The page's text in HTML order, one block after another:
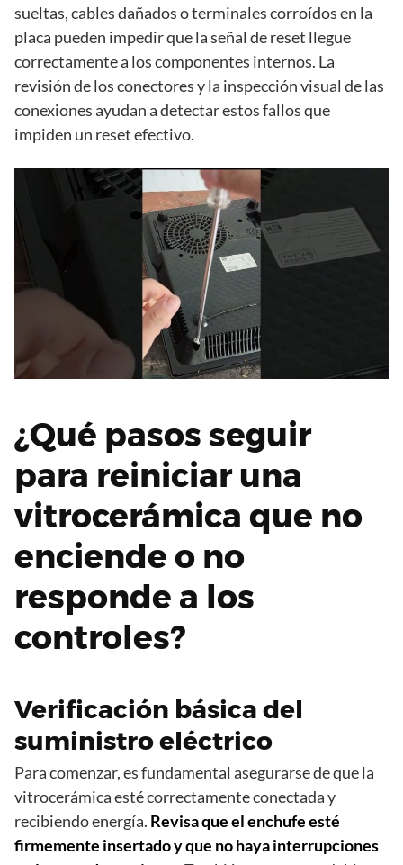
sueltas, cables dañados o terminales corroídos en la
placa pueden impedir que la señal de reset llegue
correctamente a los componentes internos. La
revisión de los conectores y la inspección visual de las
conexiones ayudan a detectar estos fallos que
impiden un reset efectivo.
¿Qué pasos seguir
para reiniciar una
vitrocerámica que no
enciende o no
responde a los
controles?
Verificación básica del
suministro eléctrico
Para comenzar, es fundamental asegurarse de que la
vitrocerámica esté correctamente conectada y
recibiendo energía. Revisa que el enchufe esté
firmemente insertado y que no haya interrupciones